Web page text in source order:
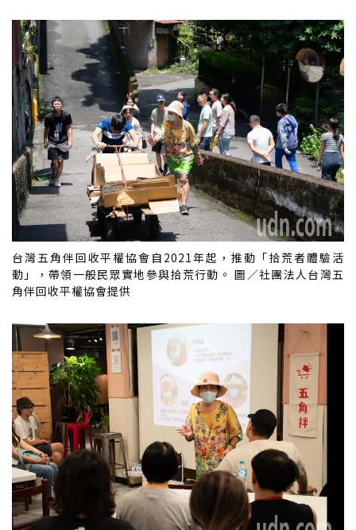
台灣五角伴回收平權協會自2021年起，推動「拾荒者體驗活
動」，帶領一般民眾實地參與拾荒行動。 圖／社團法人台灣五
角伴回收平權協會提供